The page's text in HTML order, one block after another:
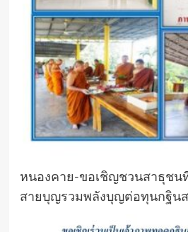
หนองคาย-ขอเชิญชวนสาธุช
สายบุญรวมพลังบุญต่อทุนกฐิน